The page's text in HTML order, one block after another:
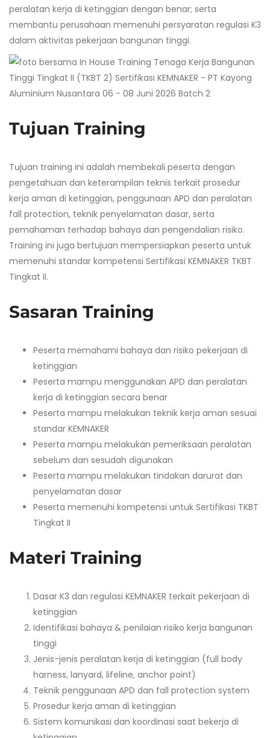
peralatan kerja di ketinggian dengan benar; serta
membantu perusahaan memenuhi persyaratan regulasi K3
dalam aktivitas pekerjaan bangunan tinggi.
Tujuan Training
Tujuan training ini adalah membekali peserta dengan
pengetahuan dan keterampilan teknis terkait prosedur
kerja aman di ketinggian, penggunaan APD dan peralatan
fall protection, teknik penyelamatan dasar, serta
pemahaman terhadap bahaya dan pengendalian risiko.
Training ini juga bertujuan mempersiapkan peserta untuk
memenuhi standar kompetensi Sertifikasi KEMNAKER TKBT
Tingkat II.
Sasaran Training
Peserta memahami bahaya dan risiko pekerjaan di
ketinggian
Peserta mampu menggunakan APD dan peralatan
kerja di ketinggian secara benar
Peserta mampu melakukan teknik kerja aman sesuai
standar KEMNAKER
Peserta mampu melakukan pemeriksaan peralatan
sebelum dan sesudah digunakan
Peserta mampu melakukan tindakan darurat dan
penyelamatan dasar
Peserta memenuhi kompetensi untuk Sertifikasi TKBT
Tingkat II
Materi Training
Dasar K3 dan regulasi KEMNAKER terkait pekerjaan di
ketinggian
Identifikasi bahaya & penilaian risiko kerja bangunan
tinggi
Jenis-jenis peralatan kerja di ketinggian (full body
harness, lanyard, lifeline, anchor point)
Teknik penggunaan APD dan fall protection system
Prosedur kerja aman di ketinggian
Sistem komunikasi dan koordinasi saat bekerja di